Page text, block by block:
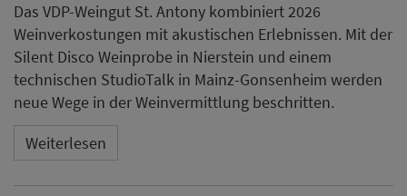
Das VDP-Weingut St. Antony kombiniert 2026
Weinverkostungen mit akustischen Erlebnissen. Mit der
Silent Disco Weinprobe in Nierstein und einem
technischen StudioTalk in Mainz-Gonsenheim werden
neue Wege in der Weinvermittlung beschritten.
Weiterlesen